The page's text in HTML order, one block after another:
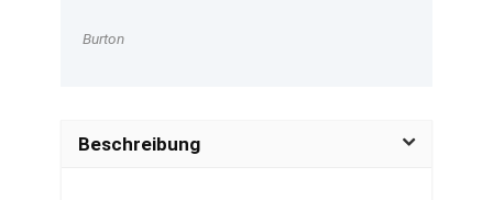
Burton
Beschreibung